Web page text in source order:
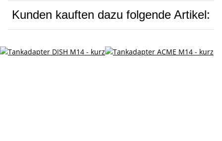
Kunden kauften dazu folgende Artikel: